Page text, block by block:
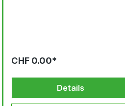
CHF 0.00*
Details